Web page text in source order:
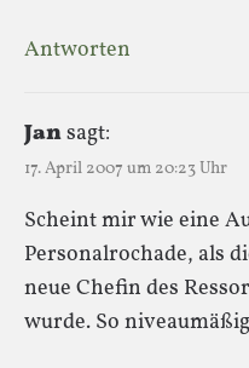
Antworten
Jansagt:
17. April 2007 um 20:23 Uhr
Scheint mir wie eine
Personalrochade, als
neue Chefin des
wurde. So